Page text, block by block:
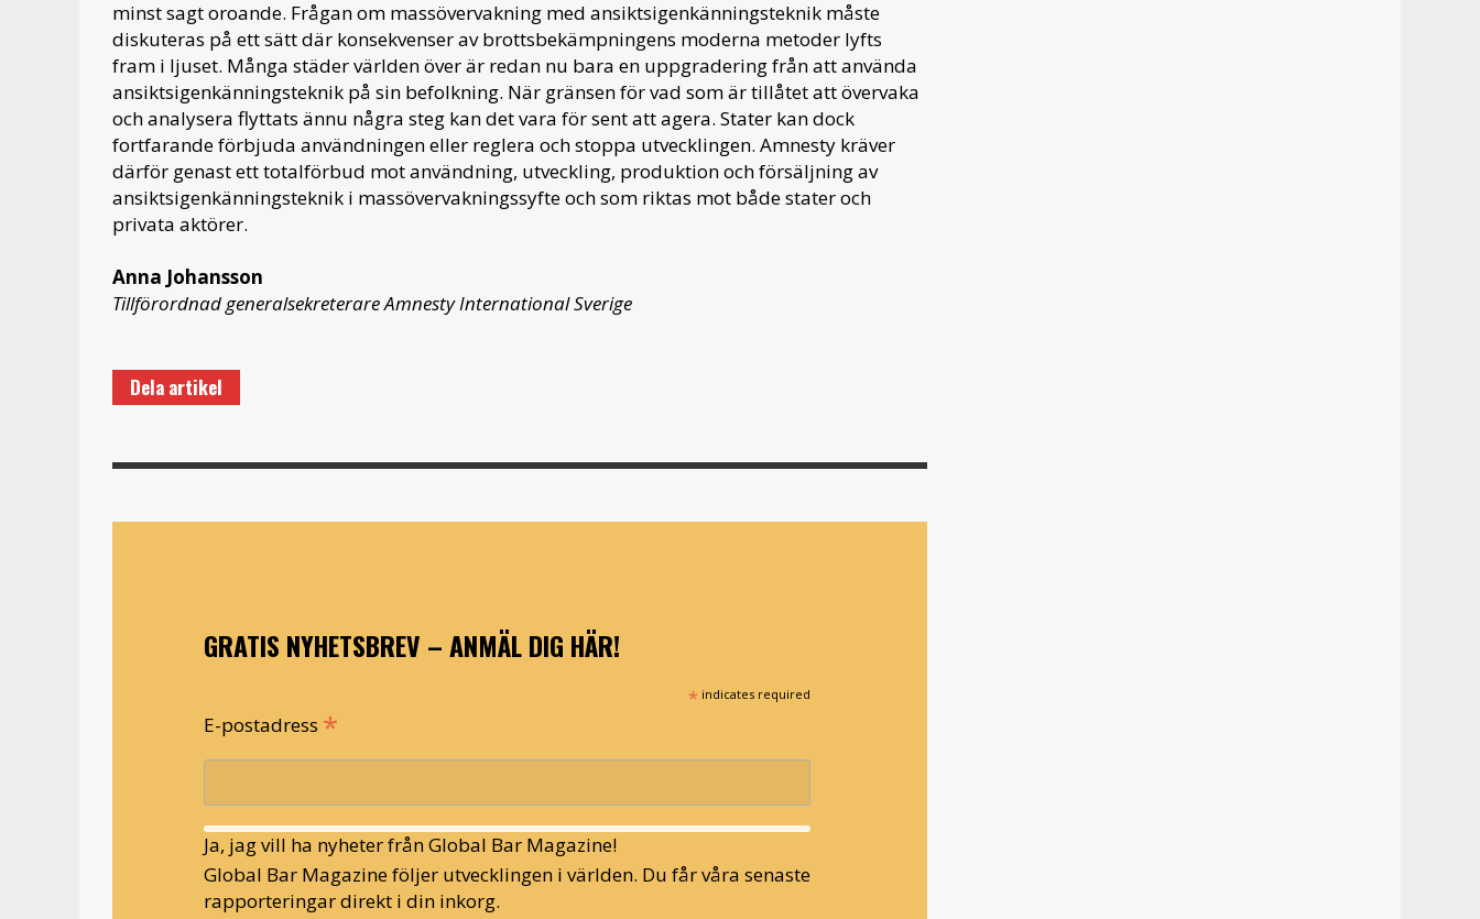
minst sagt oroande. Frågan om massövervakning med ansiktsigenkänningsteknik måste
diskuteras på ett sätt där konsekvenser av brottsbekämpningens moderna metoder lyfts
fram i ljuset. Många städer världen över är redan nu bara en uppgradering från att använda
ansiktsigenkänningsteknik på sin befolkning. När gränsen för vad som är tillåtet att övervaka
och analysera flyttats ännu några steg kan det vara för sent att agera. Stater kan dock
fortfarande förbjuda användningen eller reglera och stoppa utvecklingen. Amnesty kräver
därför genast ett totalförbud mot användning, utveckling, produktion och försäljning av
ansiktsigenkänningsteknik i massövervakningssyfte och som riktas mot både stater och
privata aktörer.
Anna Johansson
Tillförordnad generalsekreterare Amnesty International Sverige
Dela artikel
GRATIS NYHETSBREV – ANMÄL DIG HÄR!
* indicates required
E-postadress *
Ja, jag vill ha nyheter från Global Bar Magazine!
Global Bar Magazine följer utvecklingen i världen. Du får våra senaste
rapporteringar direkt i din inkorg.